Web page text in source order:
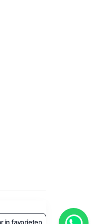
in favorieten